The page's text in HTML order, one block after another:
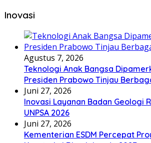
Inovasi
Agustus 7, 2026
Teknologi Anak Bangsa
Presiden Prabowo Tinjau
Juni 27, 2026
Inovasi Layanan Badan Geologi
UNPSA 2026
Juni 27, 2026
Kementerian ESDM Percepat